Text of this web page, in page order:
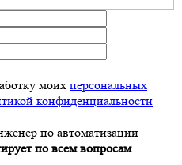
моих персональных
конфиденциальности
по автоматизации
по всем вопросам